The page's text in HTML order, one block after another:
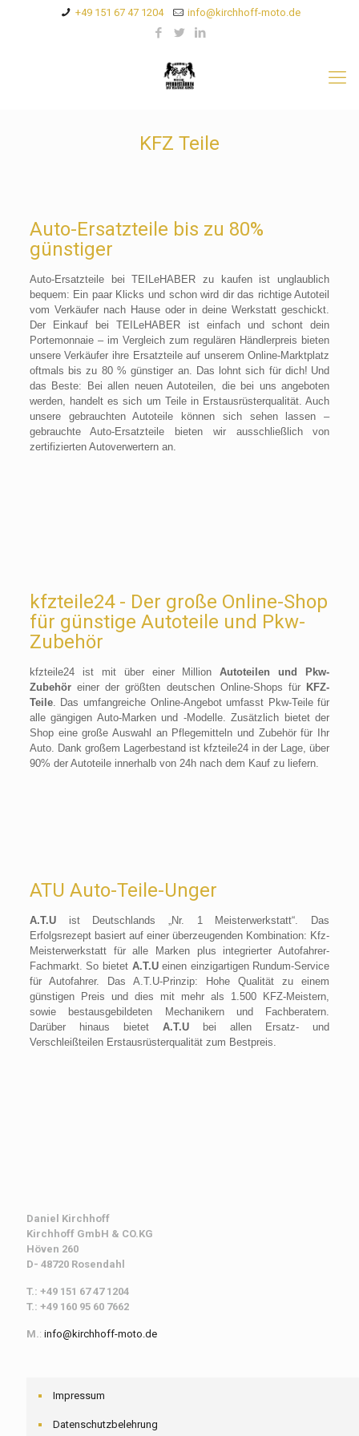
+49 151 67 47 1204 info@kirchhoff-moto.de
KFZ Teile
Auto-Ersatzteile bis zu 80%
günstiger
Auto-Ersatzteile bei TEILeHABER zu kaufen ist unglaublich
bequem: Ein paar Klicks und schon wird dir das richtige Autoteil
vom Verkäufer nach Hause oder in deine Werkstatt geschickt.
Der Einkauf bei TEILeHABER ist einfach und schont dein
Portemonnaie – im Vergleich zum regulären Händlerpreis bieten
unsere Verkäufer ihre Ersatzteile auf unserem Online-Marktplatz
oftmals bis zu 80 % günstiger an. Das lohnt sich für dich! Und
das Beste: Bei allen neuen Autoteilen, die bei uns angeboten
werden, handelt es sich um Teile in Erstausrüsterqualität. Auch
unsere gebrauchten Autoteile können sich sehen lassen –
gebrauchte Auto-Ersatzteile bieten wir ausschließlich von
zertifizierten Autoverwertern an.
kfzteile24 - Der große Online-Shop
für günstige Autoteile und Pkw-
Zubehör
kfzteile24 ist mit über einer MillionAutoteilen und Pkw-
Zubehöreiner der größten deutschen Online-Shops für KFZ-
Teile. Das umfangreiche Online-Angebot umfasst Pkw-Teile für
alle gängigen Auto-Marken und -Modelle. Zusätzlich bietet der
Shop eine große Auswahl an Pflegemitteln und Zubehör für Ihr
Auto. Dank großem Lagerbestand ist kfzteile24 in der Lage, über
90% der Autoteile innerhalb von 24h nach dem Kauf zu liefern.
ATU Auto-Teile-Unger
A.T.U ist Deutschlands „Nr. 1 Meisterwerkstatt“. Das
Erfolgsrezept basiert auf einer überzeugenden Kombination: Kfz-
Meisterwerkstatt für alle Marken plus integrierter Autofahrer-
Fachmarkt. So bietet A.T.Ueinen einzigartigen Rundum-Service
für Autofahrer. Das A.T.U-Prinzip: Hohe Qualität zu einem
günstigen Preis und dies mit mehr als 1.500 KFZ-Meistern,
sowie bestausgebildeten Mechanikern und Fachberatern.
Darüber hinaus bietet A.T.U
bei allen Ersatz- und
Verschleißteilen Erstausrüsterqualität zum Bestpreis.
Daniel Kirchhoff
Kirchhoff GmbH & CO.KG
Höven 260
D- 48720 Rosendahl
T.: +49 151 67 47 1204
T.: +49 160 95 60 7662
M.: info@kirchhoff-moto.de
Impressum
Datenschutzbelehrung